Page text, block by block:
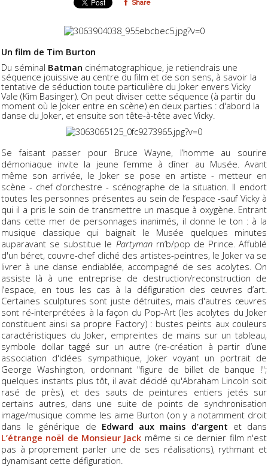
Share
Un film de Tim Burton
Du séminal Batman cinématographique, je retiendrais une
séquence jouissive au centre du film et de son sens, à savoir la
tentative de séduction toute particulière du Joker envers Vicky
Vale (Kim Basinger). On peut diviser cette séquence (à partir du
moment où le Joker entre en scène) en deux parties : d'abord la
danse du Joker, et ensuite son tête-à-tête avec Vicky.
Se faisant passer pour Bruce Wayne, l’homme au sourire
démoniaque invite la jeune femme à dîner au Musée. Avant
même son arrivée, le Joker se pose en artiste - metteur en
scène - chef d’orchestre - scénographe de la situation. Il endort
toutes les personnes présentes au sein de l’espace -sauf Vicky à
qui il a pris le soin de transmettre un masque à oxygène. Entrant
dans cette mer de personnages inanimés, il donne le ton : à la
musique classique qui baignait le Musée quelques minutes
auparavant se substitue le Partymanrn’b/pop de Prince. Affublé
d'un béret, couvre-chef cliché des artistes-peintres, le Joker va se
livrer à une danse endiablée, accompagné de ses acolytes. On
assiste là à une entreprise de destruction/reconstruction de
l’espace, en tous les cas à la défiguration des œuvres d’art.
Certaines sculptures sont juste détruites, mais d'autres œuvres
sont ré-interprétées à la façon du Pop-Art (les acolytes du Joker
constituent ainsi sa propre Factory) : bustes peints aux couleurs
caractéristiques du Joker, empreintes de mains sur un tableau,
symbole dollar taggé sur un autre (re-création à partir d’une
association d'idées sympathique, Joker voyant un portrait de
George Washington, ordonnant "figure de billet de banque !";
quelques instants plus tôt, il avait décidé qu'Abraham Lincoln soit
rasé de près), et des sauts de peintures entiers jetés sur
certains autres, dans une suite de points de synchronisation
image/musique comme les aime Burton (on y a notamment droit
dans le générique de Edward aux mains d’argent et dans
L’étrange noël de Monsieur Jack même si ce dernier film n'est
pas à proprement parler une de ses réalisations), rythmant et
dynamisant cette défiguration.